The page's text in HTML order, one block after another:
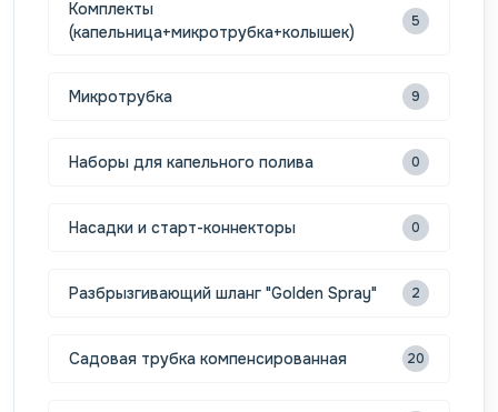
Комплекты
(капельница+микротрубка+колышек)
5
Микротрубка 9
Наборы для капельного полива 0
Насадки и старт-коннекторы 0
Разбрызгивающий шланг "Golden Spray" 2
Садовая трубка компенсированная 20